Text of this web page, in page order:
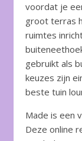
voordat je
groot terras
ruimtes
gebruikt als
keuzes zijn
beste tuin
Made is een
Deze online